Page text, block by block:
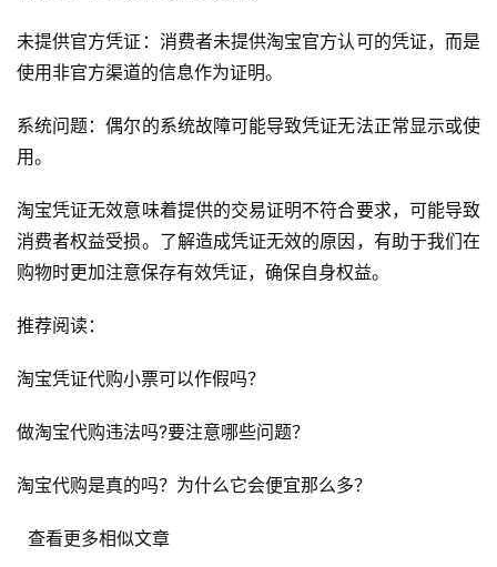
首
页
自
媒
体
E
优
未提供官方凭证：消费者未提供淘宝官方认可的凭证，而是
使用非官方渠道的信息作为证明。
系统问题：偶尔的系统故障可能导致凭证无法正常显示或使
用。
淘宝凭证无效意味着提供的交易证明不符合要求，可能导致
消费者权益受损。了解造成凭证无效的原因，有助于我们在
购物时更加注意保存有效凭证，确保自身权益。
推荐阅读：
淘宝凭证代购小票可以作假吗？
做淘宝代购违法吗?要注意哪些问题？
淘宝代购是真的吗？为什么它会便宜那么多？
  查看更多相似文章